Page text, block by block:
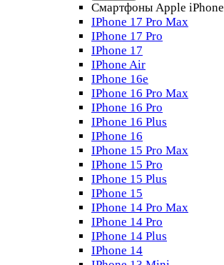
Смартфоны Apple iPhone
IPhone 17 Pro Max
IPhone 17 Pro
IPhone 17
IPhone Air
IPhone 16e
IPhone 16 Pro Max
IPhone 16 Pro
IPhone 16 Plus
IPhone 16
IPhone 15 Pro Max
IPhone 15 Pro
IPhone 15 Plus
IPhone 15
IPhone 14 Pro Max
IPhone 14 Pro
IPhone 14 Plus
IPhone 14